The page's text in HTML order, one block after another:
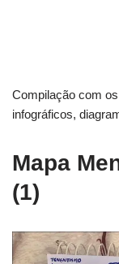
Compilação com
infográficos,
Mapa
(1)